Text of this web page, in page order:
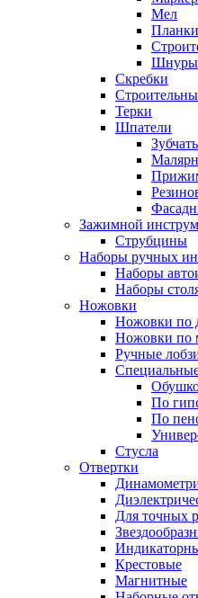
Мел
Шнуры
Скребки
Терки
Шпатели
Зажимной
Струбцины
Наборы ручных
Наборы
Наборы
Ножовки
Ножовки по
Ножовки по
Ручные
По
По
Стусла
Отвертки
Для точных
Крестовые
Магнитные